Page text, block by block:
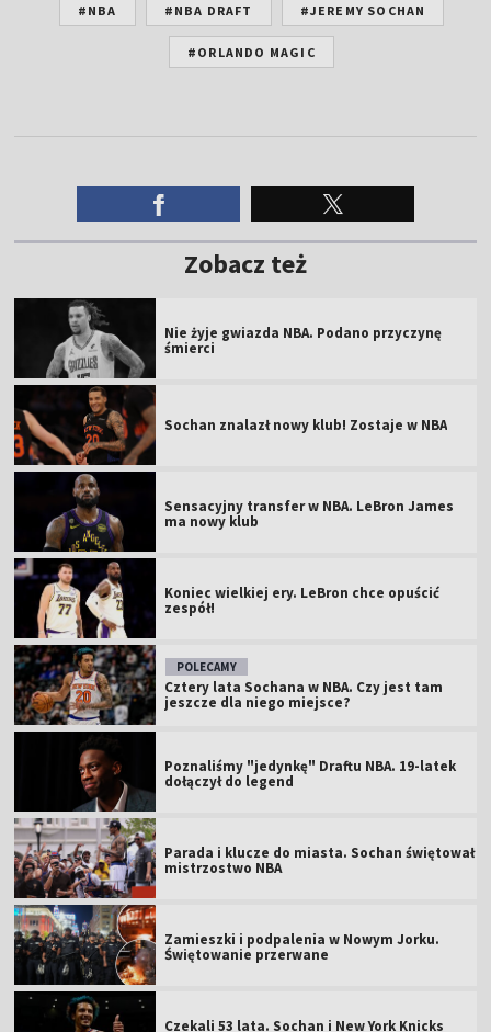
#NBA #NBA DRAFT #JEREMY SOCHAN
#ORLANDO MAGIC
Zobacz też
Nie żyje gwiazda NBA. Podano przyczynę
śmierci
Sochan znalazł nowy klub! Zostaje w NBA
Sensacyjny transfer w NBA. LeBron James
ma nowy klub
Koniec wielkiej ery. LeBron chce opuścić
zespół!
POLECAMY
Cztery lata Sochana w NBA. Czy jest tam
jeszcze dla niego miejsce?
Poznaliśmy "jedynkę" Draftu NBA. 19-latek
dołączył do legend
Parada i klucze do miasta. Sochan świętował
mistrzostwo NBA
Zamieszki i podpalenia w Nowym Jorku.
Świętowanie przerwane
Czekali 53 lata. Sochan i New York Knicks